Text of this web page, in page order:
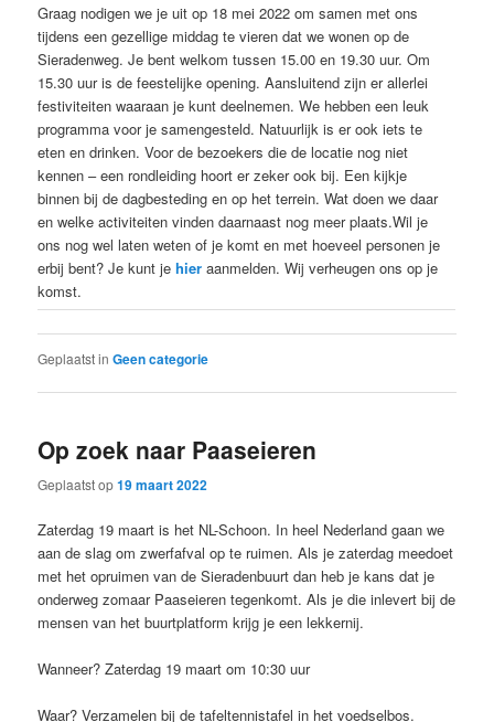
Graag nodigen we je uit op 18 mei 2022 om samen met ons
tijdens een gezellige middag te vieren dat we wonen op de
Sieradenweg. Je bent welkom tussen 15.00 en 19.30 uur. Om
15.30 uur is de feestelijke opening. Aansluitend zijn er allerlei
festiviteiten waaraan je kunt deelnemen. We hebben een leuk
programma voor je samengesteld. Natuurlijk is er ook iets te
eten en drinken. Voor de bezoekers die de locatie nog niet
kennen – een rondleiding hoort er zeker ook bij. Een kijkje
binnen bij de dagbesteding en op het terrein. Wat doen we daar
en welke activiteiten vinden daarnaast nog meer plaats.Wil je
ons nog wel laten weten of je komt en met hoeveel personen je
erbij bent? Je kunt jehier aanmelden. Wij verheugen ons op je
komst.
Geplaatst in Geen categorie
Op zoek naar Paaseieren
Geplaatst op19 maart 2022
Zaterdag 19 maart is het NL-Schoon. In heel Nederland gaan we
aan de slag om zwerfafval op te ruimen. Als je zaterdag meedoet
met het opruimen van de Sieradenbuurt dan heb je kans dat je
onderweg zomaar Paaseieren tegenkomt. Als je die inlevert bij de
mensen van het buurtplatform krijg je een lekkernij.
Wanneer? Zaterdag 19 maart om 10:30 uur
Waar? Verzamelen bij de tafeltennistafel in het voedselbos.